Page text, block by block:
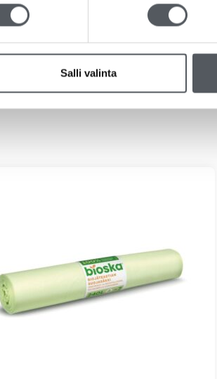
Salli valinta
hyvin muotonsa eikä hajoa kesken käytön,
ne hajoavat luonnollisesti
vaivatonta, hygieenistä ja ekologista.
takaa suomalaisen työn ja laadun.